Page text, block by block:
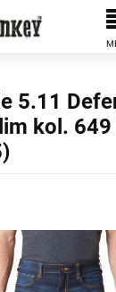
5.11
kol. 649